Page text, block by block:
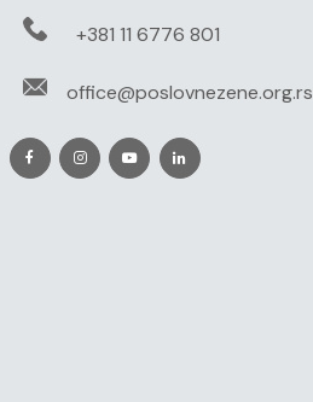
+381 11 6776 801
office@poslovnezene.org.rs